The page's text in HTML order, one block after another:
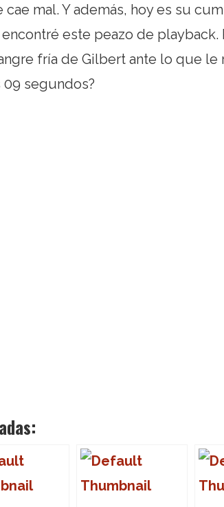
mal. Y además, hoy es su
este peazo de
fría de Gilbert ante lo que le
segundos?